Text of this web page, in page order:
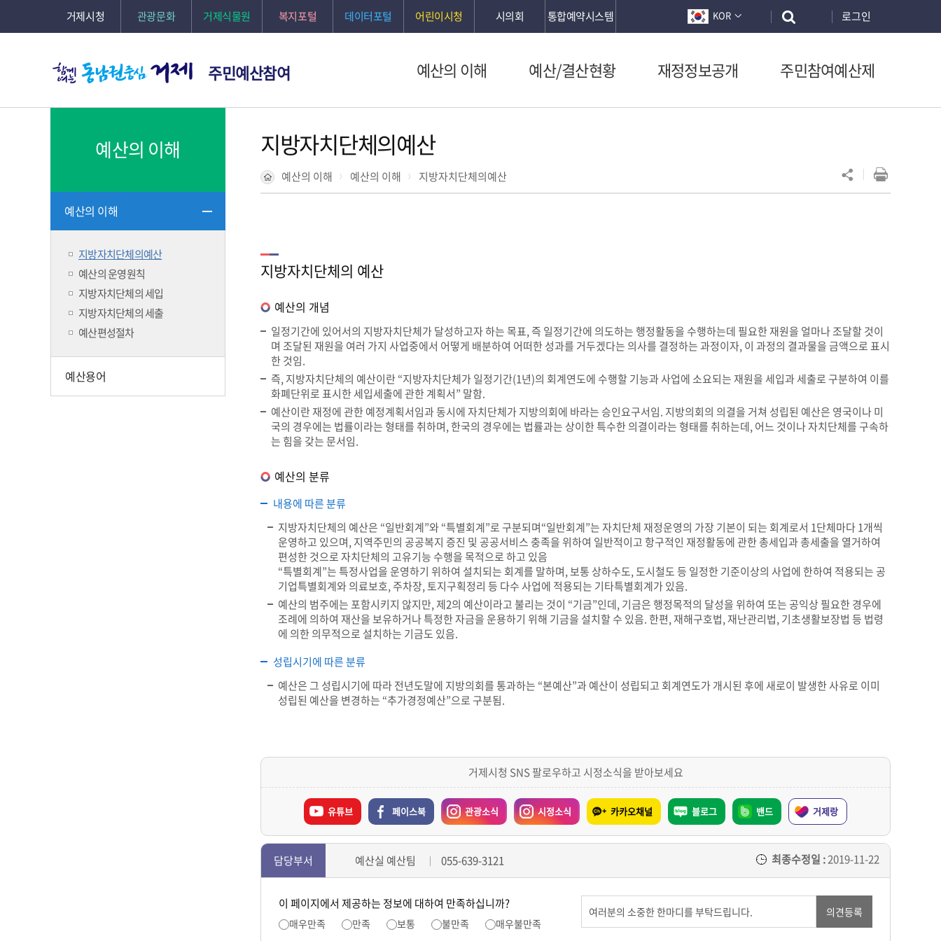
거제시청 관광문화 거제식물원 복지포털 데이터포털 어린이시청 시의회 통합예약시스템 KOR 로그인
주민예산참여 예산의 이해 예산/결산현황 재정정보공개 주민참여예산제
예산의 이해
예산의 이해
지방자치단체의예산
예산의 운영원칙
지방자치단체의 세입
지방자치단체의 세출
예산편성절차
예산용어
지방자치단체의예산
예산의 이해 예산의 이해 지방자치단체의예산
지방자치단체의 예산
예산의 개념
일정기간에 있어서의 지방자치단체가 달성하고자 하는 목표, 즉 일정기간에 의도하는 행정활동을 수행하는데 필요한 재원을 얼마나 조달할 것이
며 조달된 재원을 여러 가지 사업중에서 어떻게 배분하여 어떠한 성과를 거두겠다는 의사를 결정하는 과정이자, 이 과정의 결과물을 금액으로 표시
한 것임.
즉, 지방자치단체의 예산이란 “지방자치단체가 일정기간(1년)의 회계연도에 수행할 기능과 사업에 소요되는 재원을 세입과 세출로 구분하여 이를
화폐단위로 표시한 세입세출에 관한 계획서” 말함.
예산이란 재정에 관한 예정계획서임과 동시에 자치단체가 지방의회에 바라는 승인요구서임. 지방의회의 의결을 거쳐 성립된 예산은 영국이나 미
국의 경우에는 법률이라는 형태를 취하며, 한국의 경우에는 법률과는 상이한 특수한 의결이라는 형태를 취하는데, 어느 것이나 자치단체를 구속하
는 힘을 갖는 문서임.
예산의 분류
내용에 따른 분류
지방자치단체의 예산은 “일반회계”와 “특별회계”로 구분되며“일반회계”는 자치단체 재정운영의 가장 기본이 되는 회계로서 1단체마다 1개씩
운영하고 있으며, 지역주민의 공공복지 증진 및 공공서비스 충족을 위하여 일반적이고 항구적인 재정활동에 관한 총세입과 총세출을 열거하여
편성한 것으로 자치단체의 고유기능 수행을 목적으로 하고 있음
“특별회계”는 특정사업을 운영하기 위하여 설치되는 회계를 말하며, 보통 상하수도, 도시철도 등 일정한 기준이상의 사업에 한하여 적용되는 공
기업특별회계와 의료보호, 주차장, 토지구획정리 등 다수 사업에 적용되는 기타특별회계가 있음.
예산의 범주에는 포함시키지 않지만, 제2의 예산이라고 불리는 것이 “기금”인데, 기금은 행정목적의 달성을 위하여 또는 공익상 필요한 경우에
조례에 의하여 재산을 보유하거나 특정한 자금을 운용하기 위해 기금을 설치할 수 있음. 한편, 재해구호법, 재난관리법, 기초생활보장법 등 법령
에 의한 의무적으로 설치하는 기금도 있음.
성립시기에 따른 분류
예산은 그 성립시기에 따라 전년도말에 지방의회를 통과하는 “본예산”과 예산이 성립되고 회계연도가 개시된 후에 새로이 발생한 사유로 이미
성립된 예산을 변경하는 “추가경정예산”으로 구분됨.
거제시청 SNS 팔로우하고 시정소식을 받아보세요
유튜브 페이스북 관광소식 시정소식 카카오채널 블로그 밴드 거제랑
담당부서 예산실 예산팀 055-639-3121 최종수정일 :2019-11-22
이 페이지에서 제공하는 정보에 대하여 만족하십니까?
매우만족 만족 보통 불만족 매우불만족
의견등록